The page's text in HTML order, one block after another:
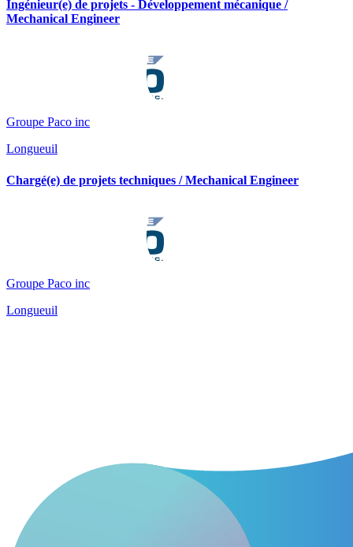
Ingénieur(e) de projets - Développement mécanique /
Mechanical Engineer
Groupe Paco inc
Longueuil
Chargé(e) de projets techniques / Mechanical Engineer
Groupe Paco inc
Longueuil